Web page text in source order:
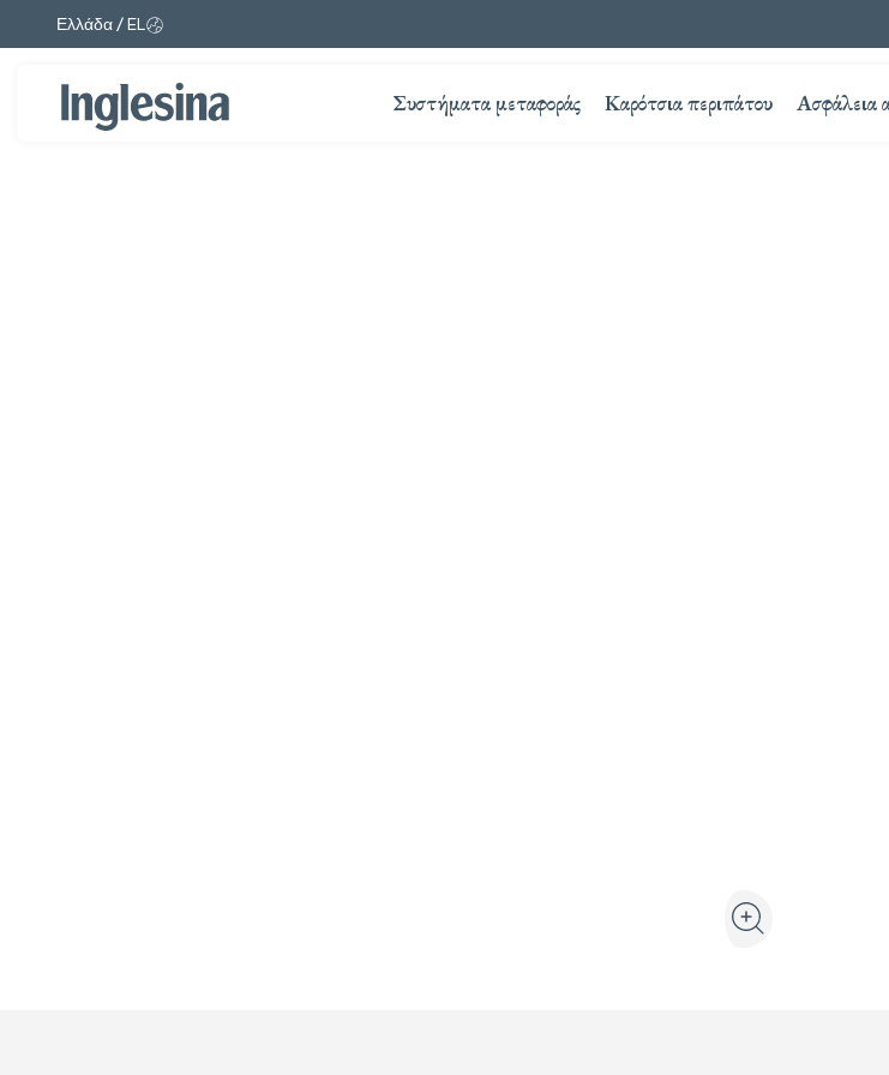
Αλλαγή αγοράς και γλώσσας. Τρέχουσα επιλογή:
Ελλάδα / EL
Συστήματα μεταφοράς Καρότσια περιπάτου Ασφάλεια
Προβολή προϊόντος σε
Μεγέθυνση